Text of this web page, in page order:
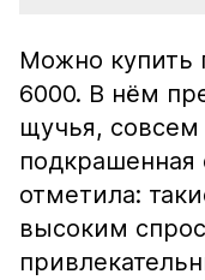
Можно купить
6000. В нём
щучья,
подкрашенная
отметила:
высоким